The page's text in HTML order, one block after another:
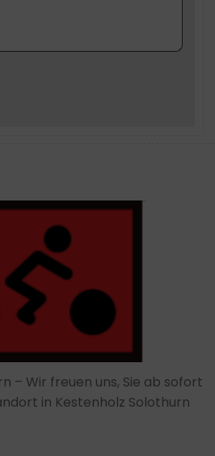
– Wir freuen uns, Sie ab sofort
in Kestenholz Solothurn